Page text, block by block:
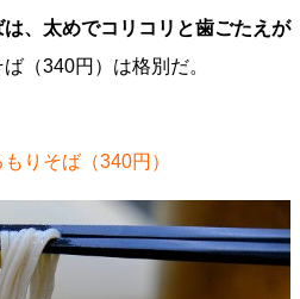
、太めでコリコリと歯ごたえが
（340円）は格別だ。
りそば（340円）